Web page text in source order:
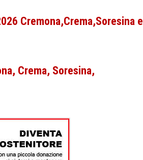
Cremona,Crema,Soresina e
Crema, Soresina,